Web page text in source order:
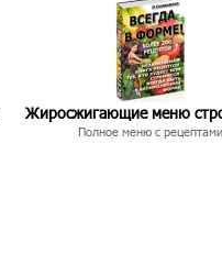
Жиросжигающие меню
Полное меню с рецептами